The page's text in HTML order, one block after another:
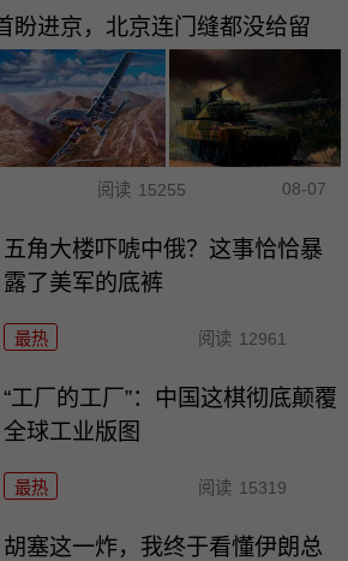
盼进京，北京连门缝都没给留
阅读 15255 08-07
五角大楼吓唬中俄？这事恰恰暴
露了美军的底裤
最热 阅读 12961
“工厂的工厂”：中国这棋彻底颠覆
全球工业版图
最热 阅读 15319
胡塞这一炸，我终于看懂伊朗总